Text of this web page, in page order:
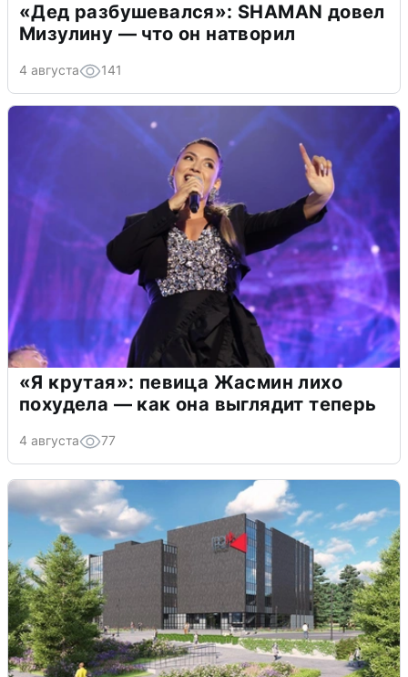
«Дед разбушевался»: SHAMAN довел
Мизулину — что он натворил
4 августа 141
«Я крутая»: певица Жасмин лихо
похудела — как она выглядит теперь
4 августа 77